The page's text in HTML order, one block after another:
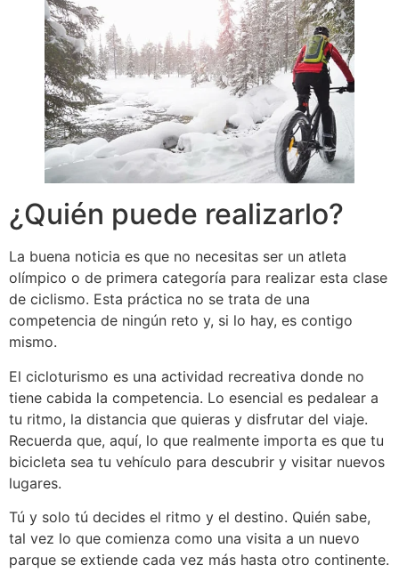
¿Quién puede realizarlo?
La buena noticia es que no necesitas ser un atleta
olímpico o de primera categoría para realizar esta clase
de ciclismo. Esta práctica no se trata de una
competencia de ningún reto y, si lo hay, es contigo
mismo.
El cicloturismo es una actividad recreativa donde no
tiene cabida la competencia. Lo esencial es pedalear a
tu ritmo, la distancia que quieras y disfrutar del viaje.
Recuerda que, aquí, lo que realmente importa es que tu
bicicleta sea tu vehículo para descubrir y visitar nuevos
lugares.
Tú y solo tú decides el ritmo y el destino. Quién sabe,
tal vez lo que comienza como una visita a un nuevo
parque se extiende cada vez más hasta otro continente.